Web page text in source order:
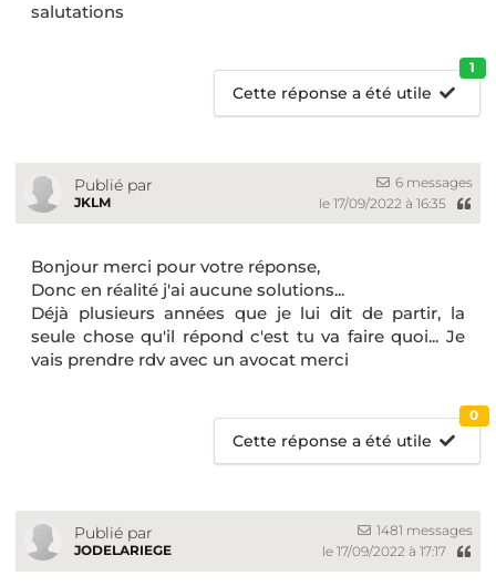
salutations
Cette réponse a été utile
1
Publié par
JKLM
6 messages
le 17/09/2022 à 16:35
Bonjour merci pour votre réponse,
Donc en réalité j'ai aucune solutions...
Déjà plusieurs années que je lui dit de partir, la
seule chose qu'il répond c'est tu va faire quoi... Je
vais prendre rdv avec un avocat merci
Cette réponse a été utile
0
Publié par
JODELARIEGE
1481 messages
le 17/09/2022 à 17:17